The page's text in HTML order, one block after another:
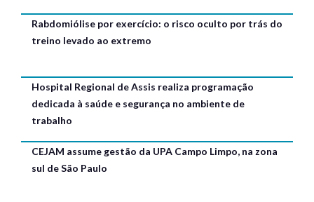
Rabdomiólise por exercício: o risco oculto por trás do
treino levado ao extremo
Hospital Regional de Assis realiza programação
dedicada à saúde e segurança no ambiente de
trabalho
CEJAM assume gestão da UPA Campo Limpo, na zona
sul de São Paulo